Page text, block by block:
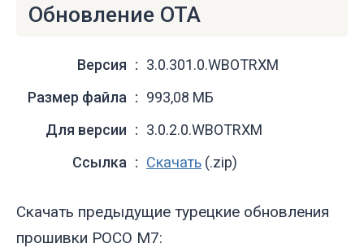
Обновление OTA
Версия
3.0.301.0.WBOTRXM
Размер файла
993,08 МБ
Для версии
3.0.2.0.WBOTRXM
Ссылка
Скачать (.zip)
Скачать предыдущие турецкие обновления
прошивки POCO M7: